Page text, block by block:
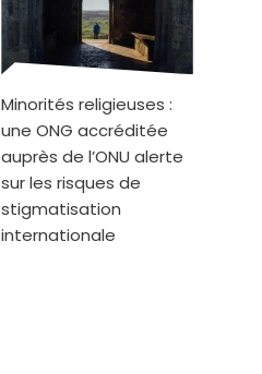
Minorités religieuses :
une ONG accréditée
auprès de l’ONU alerte
sur les risques de
stigmatisation
internationale